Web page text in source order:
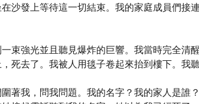
沙發上等待這一切結束。我的家庭成員們
束強光並且聽見爆炸的巨響。我當時完全清
死去了。我被人用毯子卷起來抬到樓下。我聽
著我，問我問題。我的名字？我的家人是誰